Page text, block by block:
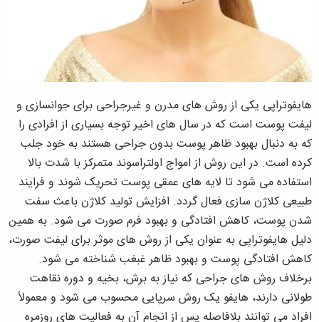
هایفوتراپی یکی از روش های مدرن و غیرجراحی برای جوانسازی و
لیفت پوست است که در سال های اخیر توجه بسیاری از افرادی را
که به دنبال بهبود ظاهر پوست بدون جراحی هستند به خود جلب
کرده است. در این روش از امواج اولتراسوند متمرکز با شدت بالا
استفاده می شود تا لایه های عمقی پوست تحریک شوند و فرایند
طبیعی کلاژن سازی فعال گردد. افزایش تولید کلاژن باعث سفت
شدن پوست، کاهش افتادگی و بهبود فرم صورت می شود. به همین
دلیل هایفوتراپی به عنوان یکی از روش های موثر برای لیفت صورت،
کاهش افتادگی پوست و بهبود ظاهر غبغب شناخته می شود.
برخلاف روش های جراحی که نیاز به برش، بخیه و دوره نقاهت
طولانی دارند، هایفو یک روش سرپایی محسوب می شود و معمولاً
افراد می توانند بلافاصله پس از انجام آن به فعالیت های روزمره